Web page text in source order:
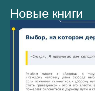
Новые книги